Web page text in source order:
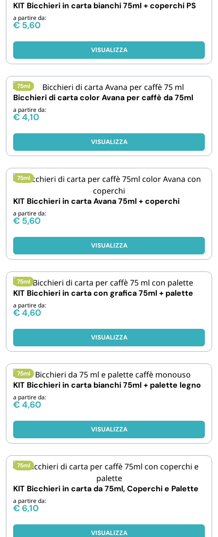
KIT Bicchieri in carta bianchi 75ml + coperchi PS
a partire da:
€ 5,60
VISUALIZZA
75ml
Bicchieri di carta color Avana per caffè da 75ml
a partire da:
€4,10
VISUALIZZA
75ml
KIT Bicchieri in carta Avana 75ml + coperchi
a partire da:
€ 5,60
VISUALIZZA
75ml
KIT Bicchieri in carta con grafica 75ml + palette
a partire da:
€4,60
VISUALIZZA
75ml
KIT Bicchieri in carta bianchi 75ml + palette legno
a partire da:
€4,60
VISUALIZZA
75ml
KIT Bicchieri in carta da 75ml, Coperchi e Palette
a partire da:
€ 6,10
VISUALIZZA